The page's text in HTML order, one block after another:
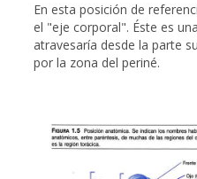
En esta posición de
el "eje corporal". Éste es
atravesaría desde la parte
por la zona del periné.